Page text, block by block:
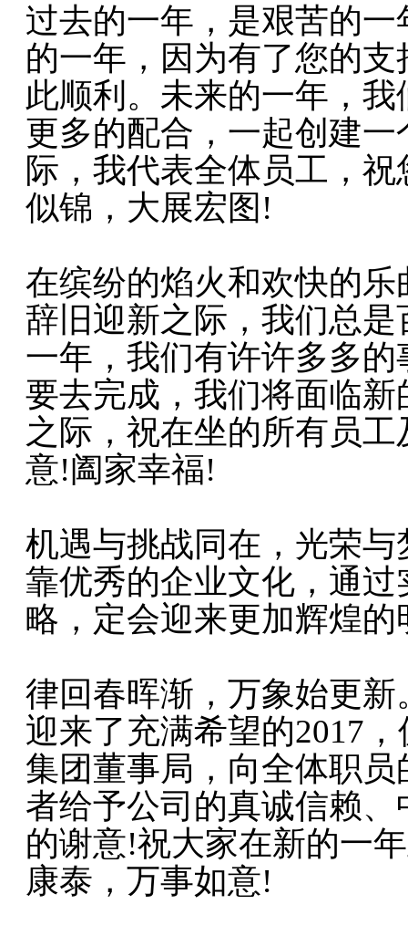
过去的一年，是艰苦的
的一年，因为有了您的
此顺利。未来的一年，
更多的配合，一起创建
际，我代表全体员工，
似锦，大展宏图!
在缤纷的焰火和欢快的
辞旧迎新之际，我们总
一年，我们有许许多多
要去完成，我们将面临
之际，祝在坐的所有员
意!阖家幸福!
机遇与挑战同在，光荣
靠优秀的企业文化，通
略，定会迎来更加辉煌的
律回春晖渐，万象始更
迎来了充满希望的2017
集团董事局，向全体职
者给予公司的真诚信赖
的谢意!祝大家在新的一
康泰，万事如意!